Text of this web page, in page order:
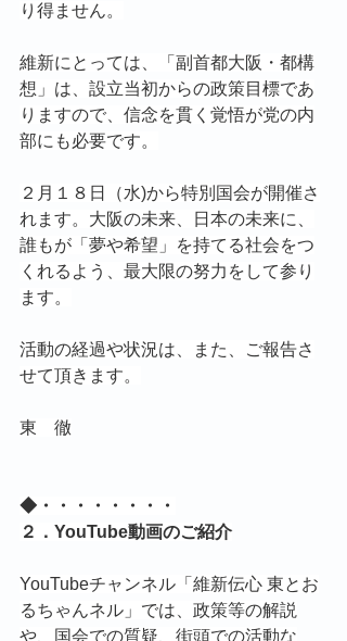
り得ません。
維新にとっては、「副首都大阪・都構
想」は、設立当初からの政策目標であ
りますので、信念を貫く覚悟が党の内
部にも必要です。
２月１８日（水)から特別国会が開催さ
れます。大阪の未来、日本の未来に、
誰もが「夢や希望」を持てる社会をつ
くれるよう、最大限の努力をして参り
ます。
活動の経過や状況は、また、ご報告さ
せて頂きます。
東　徹
◆・・・・・・・・
２．YouTube動画のご紹介
YouTubeチャンネル「維新伝心 東とお
るちゃんネル」では、政策等の解説
や、国会での質疑、街頭での活動な